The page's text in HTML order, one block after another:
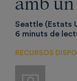
Seattle (Estats
6 minuts de
RECURSOS
Imágenes